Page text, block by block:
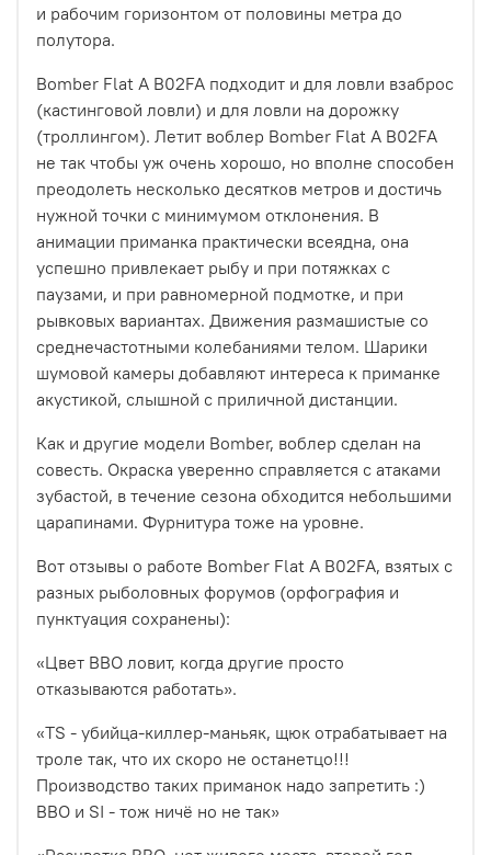
и рабочим горизонтом от половины метра до
полутора.
Bomber Flat A B02FA подходит и для ловли взаброс
(кастинговой ловли) и для ловли на дорожку
(троллингом). Летит воблер Bomber Flat A B02FA
не так чтобы уж очень хорошо, но вполне способен
преодолеть несколько десятков метров и достичь
нужной точки с минимумом отклонения. В
анимации приманка практически всеядна, она
успешно привлекает рыбу и при потяжках с
паузами, и при равномерной подмотке, и при
рывковых вариантах. Движения размашистые со
среднечастотными колебаниями телом. Шарики
шумовой камеры добавляют интереса к приманке
акустикой, слышной с приличной дистанции.
Как и другие модели Bomber, воблер сделан на
совесть. Окраска уверенно справляется с атаками
зубастой, в течение сезона обходится небольшими
царапинами. Фурнитура тоже на уровне.
Вот отзывы о работе Bomber Flat A B02FA, взятых с
разных рыболовных форумов (орфография и
пунктуация сохранены):
«Цвет ВВО ловит, когда другие просто
отказываются работать».
«ТS - убийца-киллер-маньяк, щюк отрабатывает на
троле так, что их скоро не останетцо!!!
Производство таких приманок надо запретить :)
ВВО и SI - тож ничё но не так»